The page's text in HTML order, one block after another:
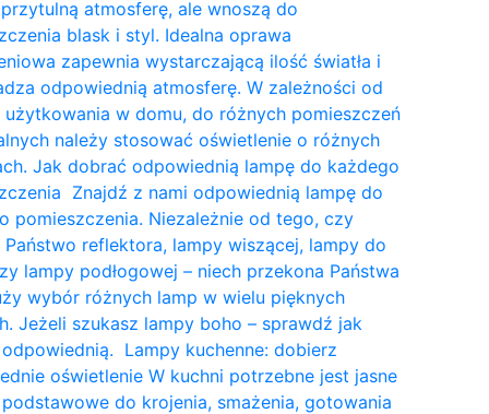
atmosferę, ale wnoszą do
blask i styl. Idealna oprawa
zapewnia wystarczającą ilość światła i
odpowiednią atmosferę. W zależności od
użytkowania w domu, do różnych pomieszczeń
należy stosować oświetlenie o różnych
Jak dobrać odpowiednią lampę do każdego
Znajdź z nami odpowiednią lampę do
pomieszczenia. Niezależnie od tego, czy
Państwo reflektora, lampy wiszącej, lampy do
lampy podłogowej – niech przekona Państwa
wybór różnych lamp w wielu pięknych
Jeżeli szukasz lampy boho – sprawdź jak
Lampy kuchenne: dobierz
oświetlenie W kuchni potrzebne jest jasne
podstawowe do krojenia, smażenia, gotowania